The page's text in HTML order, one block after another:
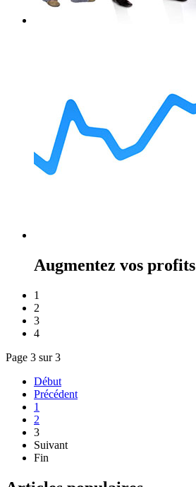
Augmentez vos profits
1
2
3
4
Page 3 sur 3
Début
Précédent
1
2
3
Suivant
Fin